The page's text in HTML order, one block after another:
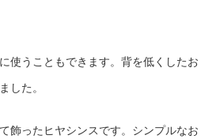
使うこともできます。背を低くしたお
した。
飾ったヒヤシンスです。シンプルなお